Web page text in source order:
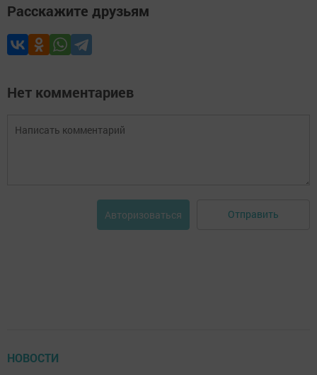
Расскажите друзьям
Нет комментариев
Авторизоваться Отправить
НОВОСТИ